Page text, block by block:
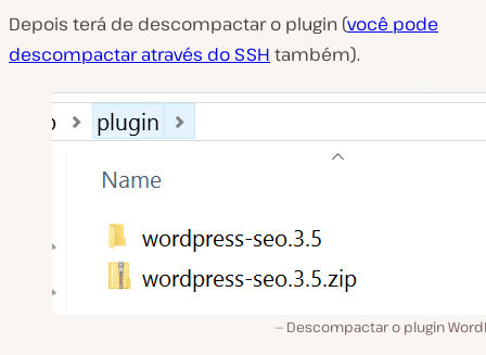
Depois terá de descompactar o plugin (você pode
descompactar através do SSH também).
Descompactar o plugin